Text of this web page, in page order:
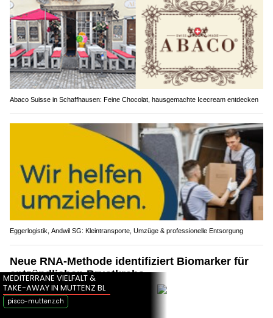
Abaco Suisse in Schaffhausen: Feine Chocolat, hausgemachte Icecream entdecken
Eggerlogistik, Andwil SG: Kleintransporte, Umzüge & professionelle Entsorgung
Neue RNA-Methode identifiziert Biomarker für
entzündlichen Brustkrebs